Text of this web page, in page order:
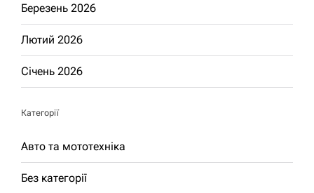
Березень 2026
Лютий 2026
Січень 2026
Категорії
Авто та мототехніка
Без категорії